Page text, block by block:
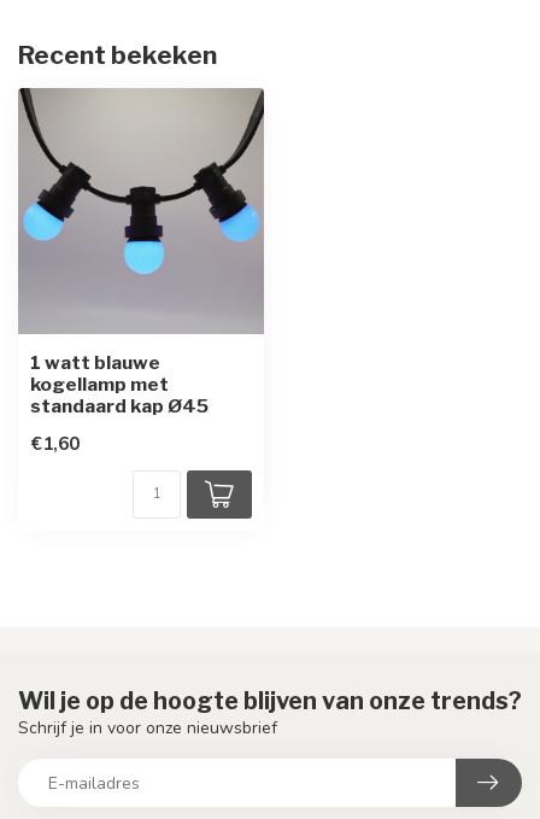
Recent bekeken
1 watt blauwe
kogellamp met
standaard kap Ø45
€1,60
Wil je op de hoogte blijven van onze trends?
Schrijf je in voor onze nieuwsbrief